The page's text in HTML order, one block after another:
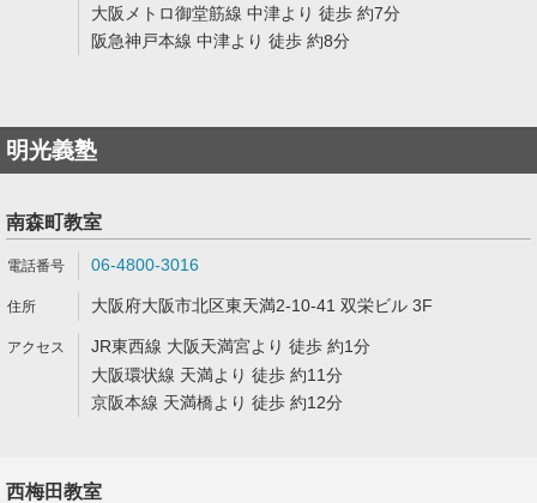
大阪メトロ御堂筋線 中津より 徒歩 約7分
阪急神戸本線 中津より 徒歩 約8分
明光義塾
南森町教室
06-4800-3016
大阪府大阪市北区東天満2-10-41 双栄ビル 3F
JR東西線 大阪天満宮より 徒歩 約1分
大阪環状線 天満より 徒歩 約11分
京阪本線 天満橋より 徒歩 約12分
西梅田教室